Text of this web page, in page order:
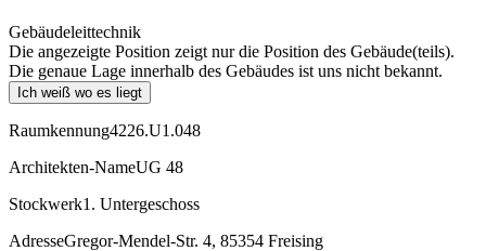
Gebäudeleittechnik
Die angezeigte Position zeigt nur die Position des Gebäude(teils).
Die genaue Lage innerhalb des Gebäudes ist uns nicht bekannt.
Ich weiß wo es liegt
Raumkennung4226.U1.048
Architekten-NameUG 48
Stockwerk1. Untergeschoss
AdresseGregor-Mendel-Str. 4, 85354 Freising